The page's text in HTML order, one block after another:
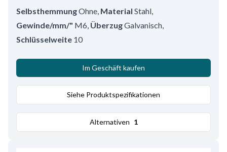
SelbsthemmungOhne, Material Stahl,
Gewinde/mm/" M6, ÜberzugGalvanisch,
Schlüsselweite 10
Im Geschäft kaufen
Siehe Produktspezifikationen
Alternativen 1